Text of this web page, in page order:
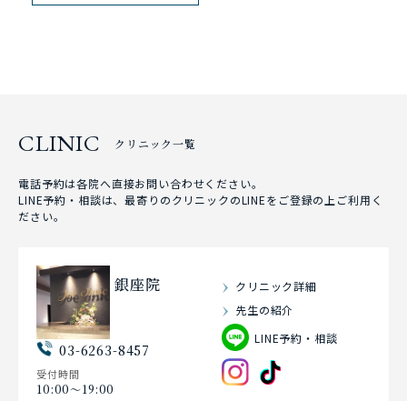
CLINIC クリニック一覧
電話予約は各院へ直接お問い合わせください。
LINE予約・相談は、最寄りのクリニックのLINEをご登録の上ご利用く
ださい。
銀座院
03-6263-8457
受付時間
10:00〜19:00
クリニック詳細
先生の紹介
LINE予約・相談